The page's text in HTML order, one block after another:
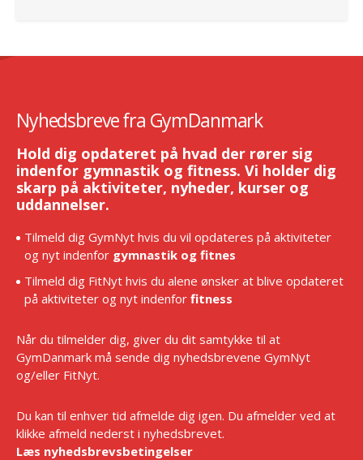
Nyhedsbreve fra GymDanmark
Hold dig opdateret på hvad der rører sig
indenfor gymnastik og fitness. Vi holder dig
skarp på aktiviteter, nyheder, kurser og
uddannelser.
Tilmeld dig GymNyt hvis du vil opdateres på aktiviteter
og nyt indenfor gymnastik og fitnes
Tilmeld dig FitNyt hvis du alene ønsker at blive opdateret
på aktiviteter og nyt indenfor fitness
Når du tilmelder dig, giver du dit samtykke til at
GymDanmark må sende dig nyhedsbrevene GymNyt
og/eller FitNyt.
Du kan til enhver tid afmelde dig igen. Du afmelder ved at
klikke afmeld nederst i nyhedsbrevet.
Læs nyhedsbrevsbetingelser